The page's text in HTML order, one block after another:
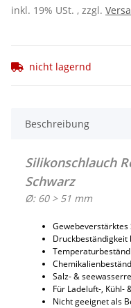
inkl. 19% USt. , zzgl.
nicht lagernd
Beschreibung
Silikonschlauch
Schwarz
Ø: 60 > 51 mm
Gewebeverstärktes
Druckbeständigkeit
Salz- &
Für Ladeluft-, Kühl-
Nicht geeignet als